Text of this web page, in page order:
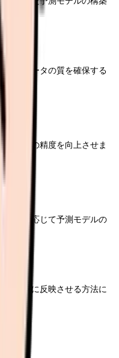
れるデータの質を確保する
、分析の精度を向上させま
必要に応じて予測モデルの
員配置に反映させる方法に